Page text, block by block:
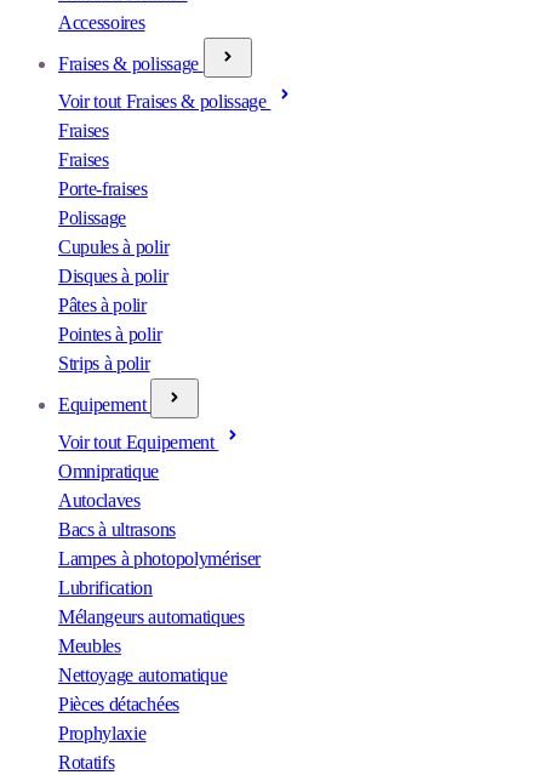
Accessoires
Fraises & polissage
Voir tout Fraises & polissage
Fraises
Fraises
Porte-fraises
Polissage
Cupules à polir
Disques à polir
Pâtes à polir
Pointes à polir
Strips à polir
Equipement
Voir tout Equipement
Omnipratique
Autoclaves
Bacs à ultrasons
Lampes à photopolymériser
Lubrification
Mélangeurs automatiques
Meubles
Nettoyage automatique
Pièces détachées
Prophylaxie
Rotatifs